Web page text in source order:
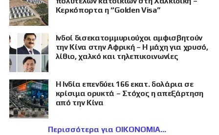
Κερκόπορτα η “Golden Visa”
Ινδοί δισεκατομμυριούχοι αμφισβητούν
την Κίνα στην Αφρική – Η μάχη για χρυσό,
λίθιο, χαλκό και τηλεπικοινωνίες
Η Ινδία επενδύει 166 εκατ. δολάρια σε
κρίσιμα ορυκτά – Στόχος η απεξάρτηση
από την Κίνα
Περισσότερα για ΟΙΚΟΝΟΜΙΑ